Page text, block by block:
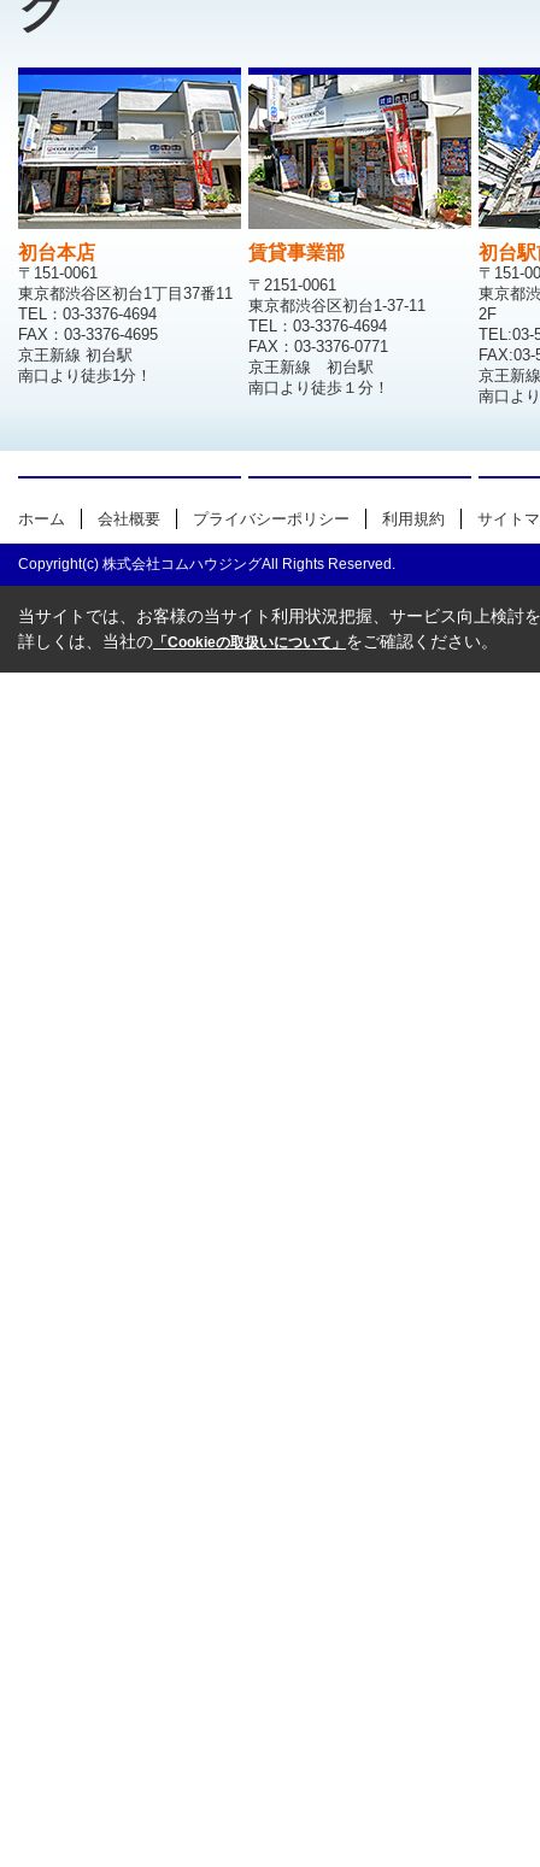
初台本店
〒151-0061
東京都渋谷区初台1丁目37番11
TEL：03-3376-4694
FAX：03-3376-4695
京王新線 初台駅
南口より徒歩1分！
賃貸事業部
〒2151-0061
東京都渋谷区初台1-37-11
TEL：03-3376-4694
FAX：03-3376-0771
京王新線 初台駅
南口より徒歩１分！
初台
〒151-
東京都
2F
TEL:03-
FAX:03-
京王新
南口よ
ホーム 会社概要 プライバシーポリシー 利用規約 サイト
Copyright(c) 株式会社コムハウジングAll Rights Reserved.
当サイトでは、お客様の当サイト利用状況把握、サービス向上検討
詳しくは、当社の 「Cookieの取扱いについて」 をご確認ください。